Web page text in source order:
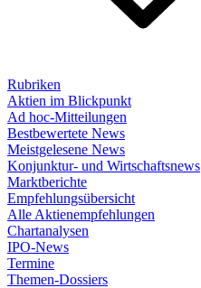
Rubriken
Aktien im Blickpunkt
Ad hoc-Mitteilungen
Bestbewertete News
Meistgelesene News
Konjunktur- und Wirtschaftsnews
Marktberichte
Empfehlungsübersicht
Alle Aktienempfehlungen
Chartanalysen
IPO-News
Termine
Themen-Dossiers